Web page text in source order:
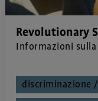
Revolutionary
Informazioni
discriminazione